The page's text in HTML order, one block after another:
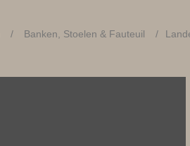
/ Banken, Stoelen & Fauteuil /